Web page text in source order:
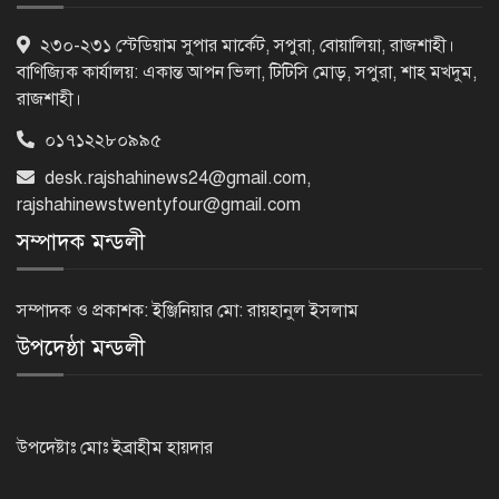
৫ আগস্ট গণতান্ত্রিক রাজনৈতিক অধিকার
পুনঃপ্রতিষ্ঠার দিন: প্রধানমন্ত্রী
ফাইনালে সান্তোস
২৩০-২৩১ স্টেডিয়াম সুপার মার্কেট, সপুরা, বোয়ালিয়া, রাজশাহী।
বাণিজ্যিক কার্যালয়: একান্ত আপন ভিলা, টিটিসি মোড়, সপুরা, শাহ মখদুম,
রাজশাহী।
০১৭১২২৮০৯৯৫
desk.rajshahinews24@gmail.com,
rajshahinewstwentyfour@gmail.com
সম্পাদক মন্ডলী
সম্পাদক ও প্রকাশক: ইঞ্জিনিয়ার মো: রায়হানুল ইসলাম
উপদেষ্ঠা মন্ডলী
উপদেষ্টাঃ মোঃ ইব্রাহীম হায়দার